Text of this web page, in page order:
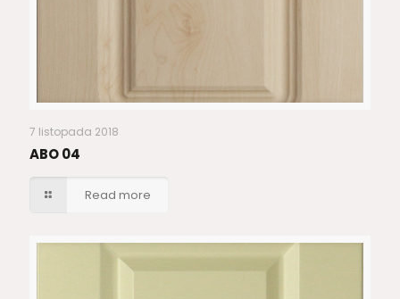
7 listopada 2018
ABO 04
Read more